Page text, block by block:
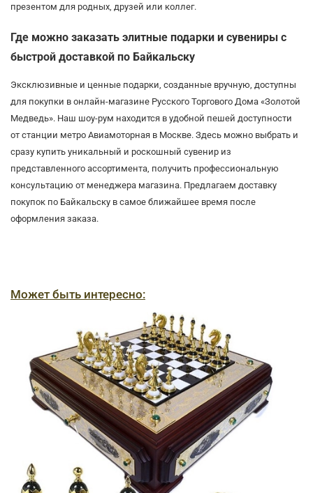
презентом для родных, друзей или коллег.
Где можно заказать элитные подарки и сувениры с
быстрой доставкой по Байкальску
Эксклюзивные и ценные подарки, созданные вручную, доступны
для покупки в онлайн-магазине Русского Торгового Дома «Золотой
Медведь». Наш шоу-рум находится в удобной пешей доступности
от станции метро Авиамоторная в Москве. Здесь можно выбрать и
сразу купить уникальный и роскошный сувенир из
представленного ассортимента, получить профессиональную
консультацию от менеджера магазина. Предлагаем доставку
покупок по Байкальску в самое ближайшее время после
оформления заказа.
Может быть интересно: